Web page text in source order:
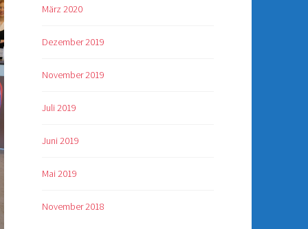
März 2020
Dezember 2019
November 2019
Juli 2019
Juni 2019
Mai 2019
November 2018